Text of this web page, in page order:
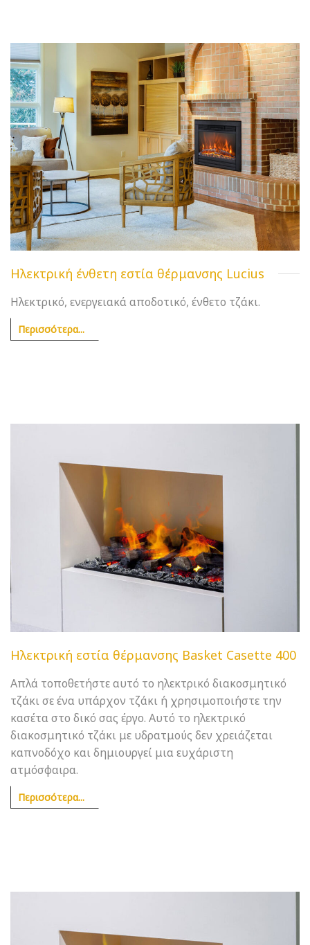
Ηλεκτρική ένθετη εστία θέρμανσης Lucius
Ηλεκτρικό, ενεργειακά αποδοτικό, ένθετο τζάκι.
Περισσότερα...
Ηλεκτρική εστία θέρμανσης Basket Casette 400
Απλά τοποθετήστε αυτό το ηλεκτρικό διακοσμητικό
τζάκι σε ένα υπάρχον τζάκι ή χρησιμοποιήστε την
κασέτα στο δικό σας έργο. Αυτό το ηλεκτρικό
διακοσμητικό τζάκι με υδρατμούς δεν χρειάζεται
καπνοδόχο και δημιουργεί μια ευχάριστη
ατμόσφαιρα.
Περισσότερα...